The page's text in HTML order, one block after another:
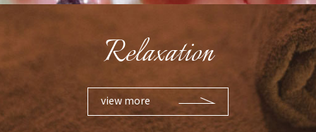
Relaxation
view more